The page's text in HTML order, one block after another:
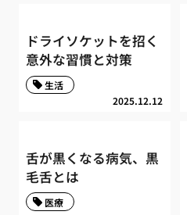
ドライソケットを招く
意外な習慣と対策
2025.12.12
生活
舌が黒くなる病気、黒
毛舌とは
医療